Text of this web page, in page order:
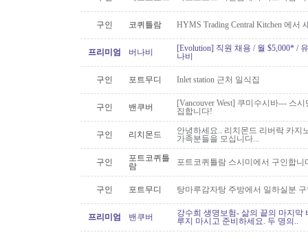
구인 코퀴틀람 HYMS Trading Central Kitchen 에
프리미엄 버나비
[Evolution] 직원 채용 / 월 $5,000* /
나비
구인 포트무디 Inlet station 근처 일식집
구인 밴쿠버
[Vancouver West] 쿠미수시바--- 스
집합니다!
구인 리치몬드
안녕하세요.. 리치몬드 리버락 카지
가족분들을 모십니다...
구인
포트코퀴틀
람
포트코퀴틀람 스시미에서 구인합니
구인 포트무디 탕마루감자탕 주방에서 일하실분
프리미엄 밴쿠버
강수희 생명보험- 삶의 끝의 마지막
루지 마시고 준비하세요. 두 명의..